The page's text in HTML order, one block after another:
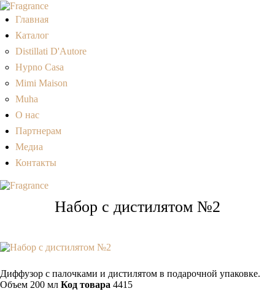
Главная
Каталог
Distillati D'Autore
Hypno Casa
Mimi Maison
Muha
О нас
Партнерам
Медиа
Контакты
Набор с дистилятом №2
Диффузор с палочками и дистилятом в подарочной упаковке.
Объем 200 мл Код товара 4415